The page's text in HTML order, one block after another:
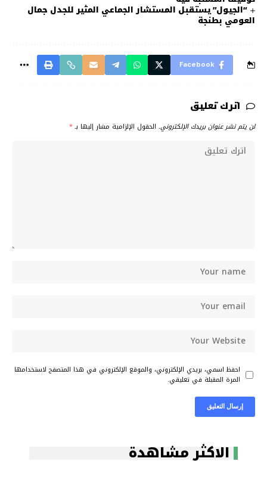
“الجيول” يستقبل المستشار الجماعي المثير للجدل جمال
العومي بطنجة
Facebook
اترك تعليق
لن يتم نشر عنوان بريدك الإلكتروني. الحقول الإلزامية مشار إليها بـ *
احفظ اسمي، بريدي الإلكتروني، والموقع الإلكتروني في هذا المتصفح لاستخدامها
المرة المقبلة في تعليقي.
الاكثر مشاهدة